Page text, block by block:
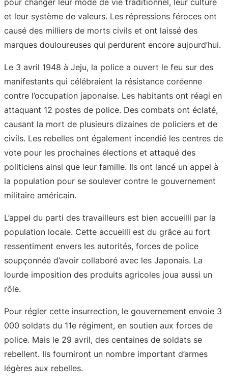
et leur système de valeurs. Les répressions féroces ont
causé des milliers de morts civils et ont laissé des
marques douloureuses qui perdurent encore aujourd’hui.
Le 3 avril 1948 à Jeju, la police a ouvert le feu sur des
manifestants qui célébraient la résistance coréenne
contre l’occupation japonaise. Les habitants ont réagi en
attaquant 12 postes de police. Des combats ont éclaté,
causant la mort de plusieurs dizaines de policiers et de
civils. Les rebelles ont également incendié les centres de
vote pour les prochaines élections et attaqué des
politiciens ainsi que leur famille. Ils ont lancé un appel à
la population pour se soulever contre le gouvernement
militaire américain.
L’appel du parti des travailleurs est bien accueilli par la
population locale. Cette accueilli est du grâce au fort
ressentiment envers les autorités, forces de police
soupçonnée d’avoir collaboré avec les Japonais. La
lourde imposition des produits agricoles joua aussi un
rôle.
Pour régler cette insurrection, le gouvernement envoie 3
000 soldats du 11e régiment, en soutien aux forces de
police. Mais le 29 avril, des centaines de soldats se
rebellent. Ils fourniront un nombre important d’armes
légères aux rebelles.